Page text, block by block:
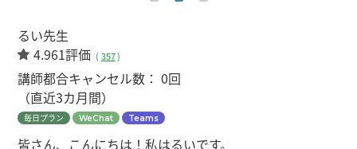
るい先生
4.961評価 ( 357)
講師都合キャンセル数：0回
（直近3カ月間）
毎日プラン WeChat Teams
皆さん、こんにちは！私はるいです。